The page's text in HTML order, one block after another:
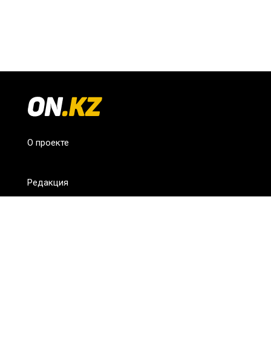
О проекте
Редакция